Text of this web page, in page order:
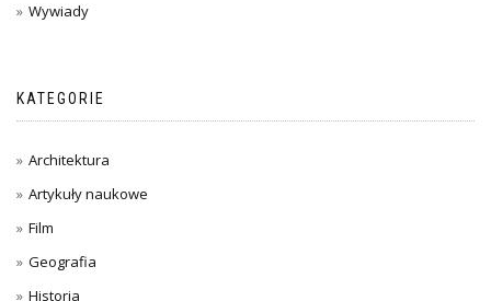
Wywiady
KATEGORIE
Architektura
Artykuły naukowe
Film
Geografia
Historia